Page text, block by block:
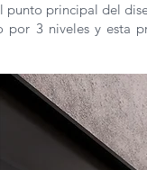
principal del
por 3 niveles y esta